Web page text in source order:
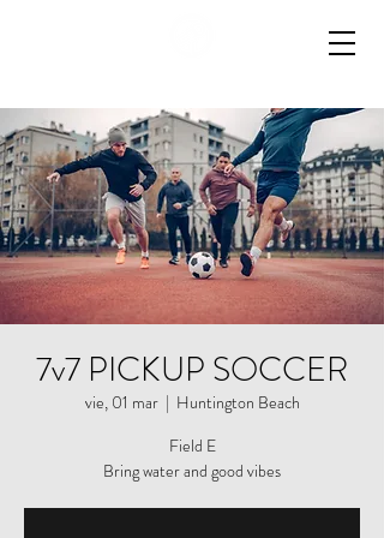
7v7 PICKUP SOCCER
vie, 01 mar
  |
Huntington Beach
Field E
Bring water and good vibes